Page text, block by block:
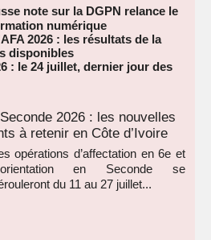
note sur la DGPN relance le
numérique
2026 : les résultats de la
disponibles
: le 24 juillet, dernier jour des
2026 : les nouvelles
à retenir en Côte d’Ivoire
opérations d’affectation en 6e et
en Seconde se
du 11 au 27 juillet...